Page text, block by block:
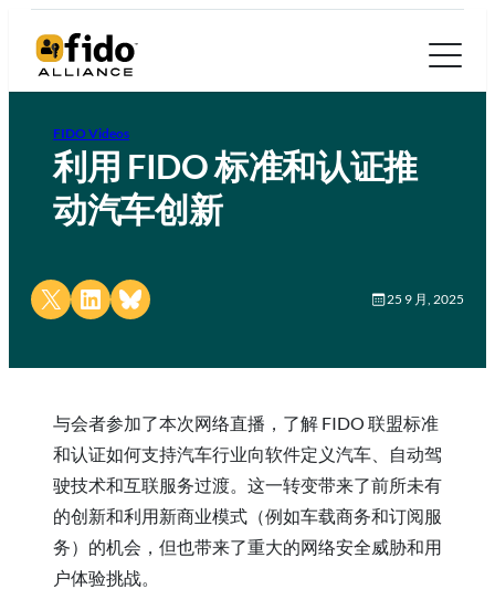
FIDO Videos
利用 FIDO 标准和认证推
动汽车创新
Share on X Share on LinkedIn
Share on Bluesky 25 9 月, 2025
与会者参加了本次网络直播，了解 FIDO 联盟标准
和认证如何支持汽车行业向软件定义汽车、自动驾
驶技术和互联服务过渡。这一转变带来了前所未有
的创新和利用新商业模式（例如车载商务和订阅服
务）的机会，但也带来了重大的网络安全威胁和用
户体验挑战。